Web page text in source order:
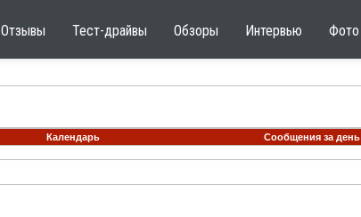
Отзывы Тест-драйвы Обзоры Интервью Фото
Календарь Сообщения за день